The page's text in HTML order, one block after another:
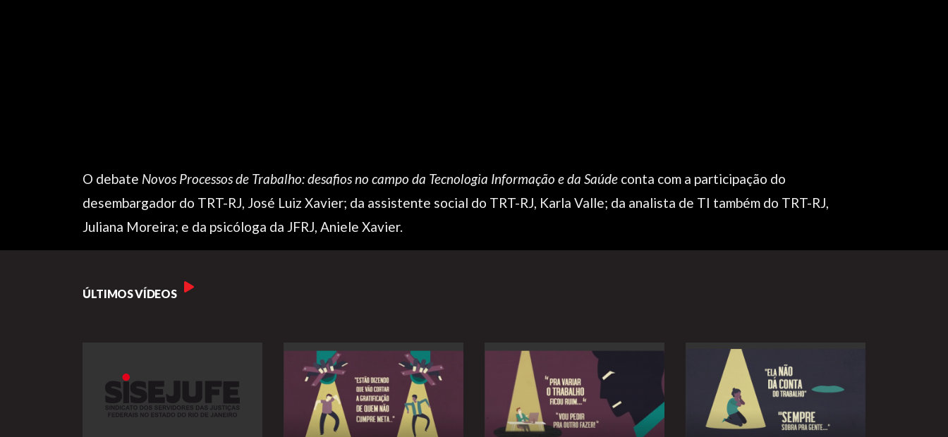
O debate Novos Processos de Trabalho: desafios no campo da Tecnologia Informação e da Saúde conta com a participação do
desembargador do TRT-RJ, José Luiz Xavier; da assistente social do TRT-RJ, Karla Valle; da analista de TI também do TRT-RJ,
Juliana Moreira; e da psicóloga da JFRJ, Aniele Xavier.
ÚLTIMOS VÍDEOS